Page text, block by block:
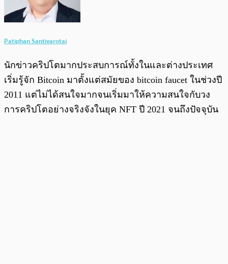
Patiphan Santivarotai
นักข่าวคริปโตมากประสบการณ์ทั้งในและต่างประเทศ
เริ่มรู้จัก Bitcoin มาตั้งแต่สมัยของ bitcoin faucet ในช่วงปี
2011 แต่ไม่ได้สนใจมากจนเริ่มมาให้ความสนใจกับวง
การคริปโตอย่างจริงจังในยุค NFT ปี 2021 จนถึงปัจจุบัน